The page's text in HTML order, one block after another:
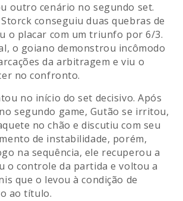
outro cenário no segundo set.
conseguiu duas quebras de
o placar com um triunfo por 6/3.
o goiano demonstrou incômodo
da arbitragem e viu o
no confronto.
no início do set decisivo. Após
segundo game, Gutão se irritou,
no chão e discutiu com seu
de instabilidade, porém,
na sequência, ele recuperou a
o controle da partida e voltou a
que o levou à condição de
ao título.